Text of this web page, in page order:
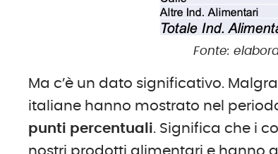
Fonte:
Ma c’è un dato significativo.
italiane hanno mostrato nel
punti percentuali. Significa che i